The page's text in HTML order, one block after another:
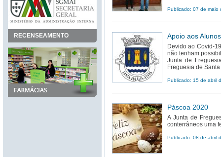
RECENSEAMENTO
Publicado: 07 de maio
Apoio aos
Devido ao Covid-
não tenham
Junta de
Freguesia de
Publicado: 15 de abril
Páscoa 2020
A Junta de
conterrâneos uma
Publicado: 08 de abril